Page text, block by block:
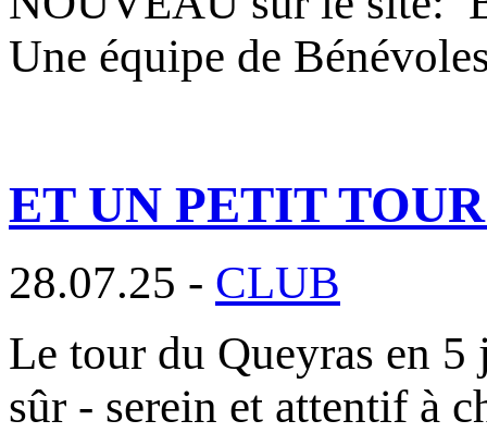
Une équipe de
ET UN PETIT
28.07.25 - CLUB
Le tour du Queyras en 5
sûr - serein et attentif à